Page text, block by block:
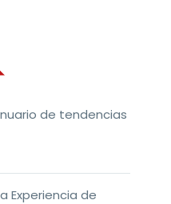
de tendencias
Experiencia de